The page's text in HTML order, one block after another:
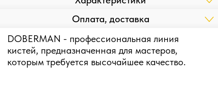
Оплата, доставка
DOBERMAN - профессиональная линия
кистей, предназначенная для мастеров,
которым требуется высочайшее качество.